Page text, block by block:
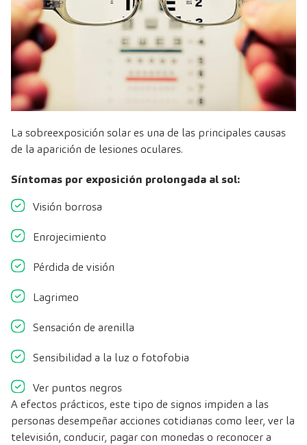
La sobreexposición solar es una de las principales causas
de la aparición de lesiones oculares.
Síntomas por exposición prolongada al sol:
Visión borrosa
Enrojecimiento
Pérdida de visión
Lagrimeo
Sensación de arenilla
Sensibilidad a la luz o fotofobia
Ver puntos negros
A efectos prácticos, este tipo de signos impiden a las
personas desempeñar acciones cotidianas como leer, ver la
televisión, conducir, pagar con monedas o reconocer a